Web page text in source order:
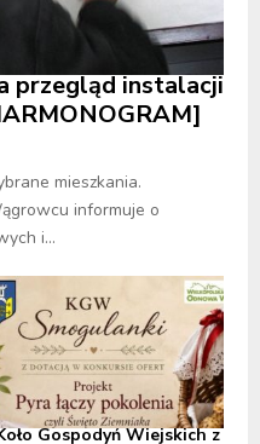
przegląd instalacji
mieszkania.
informuje o
i...
Gospodyń Wiejskich z